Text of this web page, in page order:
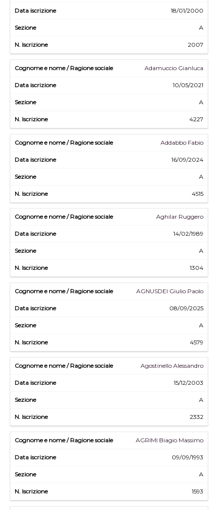
18/01/2000
A
2007
Adamuccio Gianluca
10/05/2021
A
4227
Addabbo Fabio
16/09/2024
A
4515
Aghilar Ruggero
14/02/1989
A
1304
AGNUSDEI Giulio Paolo
08/09/2025
A
4579
Agostinello Alessandro
15/12/2003
A
2332
AGRIMI Biagio Massimo
09/09/1993
A
1593